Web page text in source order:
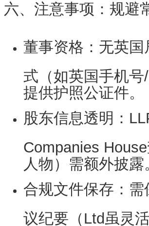
六、注意事项：规避
董事资格 ：无英
式（如英国手机
提供护照公证件。
股东信息透明 ：
Companies
人物）需额外披露
合规文件保存 ：
议纪要（Ltd虽灵